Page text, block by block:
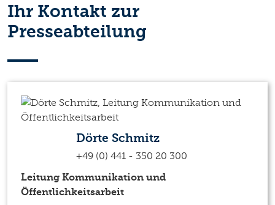
Ihr Kontakt zur
Presseabteilung
Dörte Schmitz
+49 (0) 441 - 350 20 300
Leitung Kommunikation und
Öffentlichkeitsarbeit